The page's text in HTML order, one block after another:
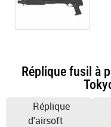
Réplique fusil à
Réplique
d'airsoft